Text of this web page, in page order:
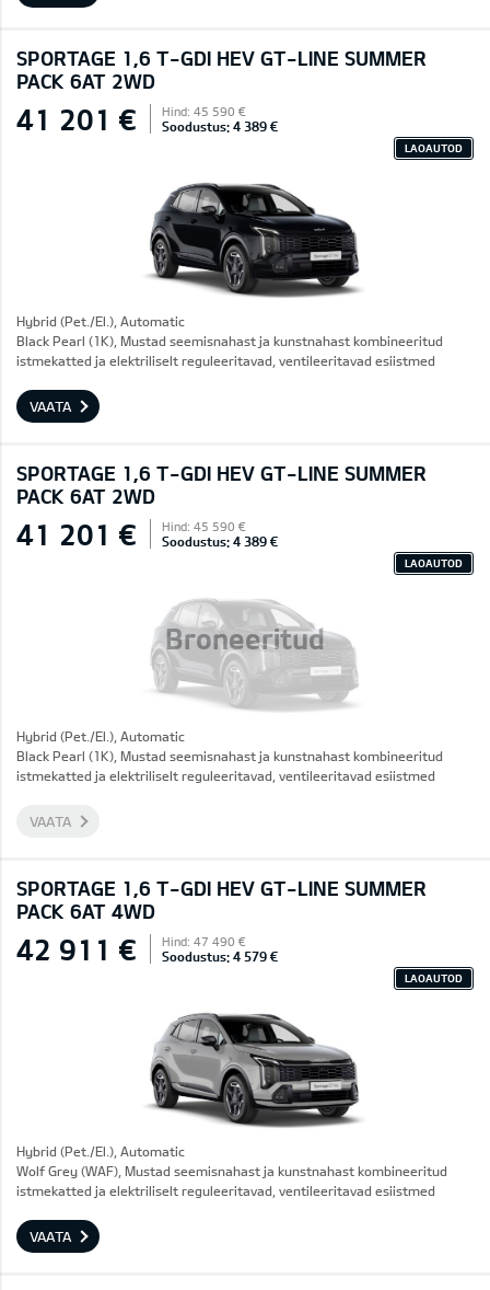
SPORTAGE 1,6 T-GDI HEV GT-LINE SUMMER
PACK 6AT 2WD
41 201 € Hind: 45 590 €
Soodustus: 4 389 €
LAOAUTOD
Hybrid (Pet./El.), Automatic
Black Pearl (1K), Mustad seemisnahast ja kunstnahast kombineeritud
istmekatted ja elektriliselt reguleeritavad, ventileeritavad esiistmed
VAATA
SPORTAGE 1,6 T-GDI HEV GT-LINE SUMMER
PACK 6AT 2WD
Broneeritud
41 201 € Hind: 45 590 €
Soodustus: 4 389 €
LAOAUTOD
Hybrid (Pet./El.), Automatic
Black Pearl (1K), Mustad seemisnahast ja kunstnahast kombineeritud
istmekatted ja elektriliselt reguleeritavad, ventileeritavad esiistmed
VAATA
SPORTAGE 1,6 T-GDI HEV GT-LINE SUMMER
PACK 6AT 4WD
42 911 € Hind: 47 490 €
Soodustus: 4 579 €
LAOAUTOD
Hybrid (Pet./El.), Automatic
Wolf Grey (WAF), Mustad seemisnahast ja kunstnahast kombineeritud
istmekatted ja elektriliselt reguleeritavad, ventileeritavad esiistmed
VAATA